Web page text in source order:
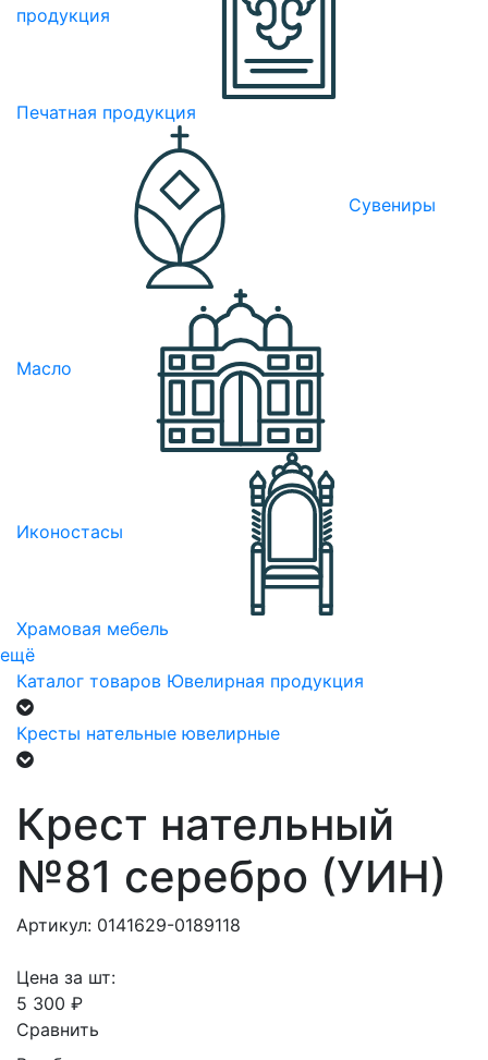
продукция
Печатная продукция
Сувениры
Масло
Иконостасы
Храмовая мебель
ещё
Каталог товаров Ювелирная продукция
Кресты нательные ювелирные
Крест нательный
№81 серебро (УИН)
Артикул: 0141629-0189118
Цена за шт:
5 300 ₽
Сравнить